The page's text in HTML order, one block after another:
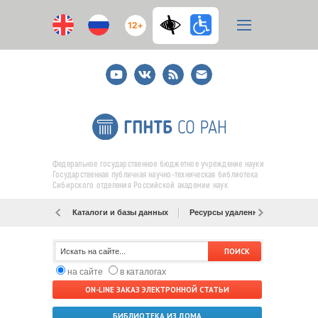
12+
YoutubeВКонтакте
RSS
E-
mail
подписка
Федеральное государственное бюджетное учреждение науки
Государственная публичная научно-техническая библиотека
Сибирского отделения Российской академии наук
Каталоги и базы данных Ресурсы удаленного доступа
на сайте
в каталогах
ON-LINE ЗАКАЗ ЭЛЕКТРОННОЙ СТАТЬИ
БИБЛИОТЕКА ИЗ ДОМА